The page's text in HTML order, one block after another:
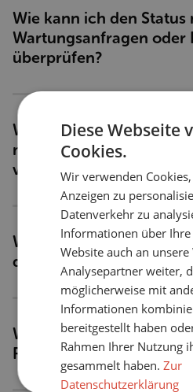
Wie kann ich den Status
Wartungsanfragen oder
überprüfen?
Was passiert, wenn der
meine Anlage installiert
verfügbar ist?
Was passiert, wenn mein
der Vertragslaufzeit
Wohin wende ich mich
Reklamationen ?
Diese Webseite
Cookies.
Wir verwenden
Anzeigen zu
Datenverkehr zu
Informationen über
Website auch an
Analysepartner weiter,
möglicherweise mit
Informationen
bereitgestellt haben
Rahmen Ihrer Nutzung
gesammelt haben.Zur
Datenschutzerklärung